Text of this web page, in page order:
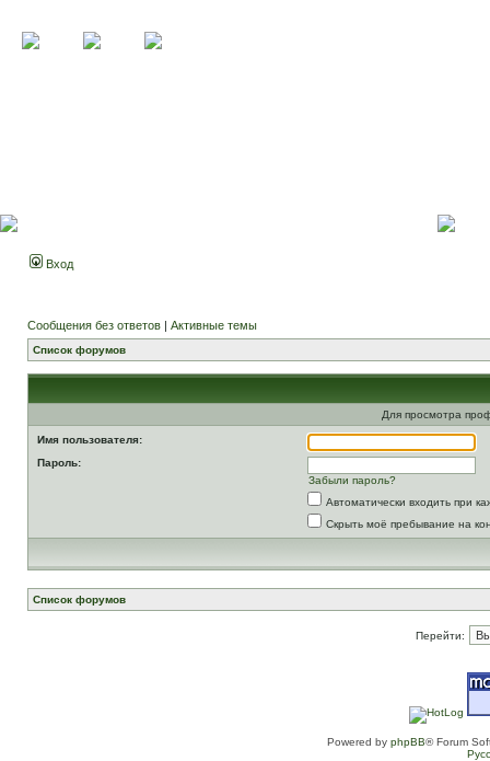
Вход
Сообщения без ответов | Активные темы
Список форумов
Для просмотра
Имя пользователя:
Пароль:
Забыли пароль?
Автоматически входить при
Скрыть моё пребывание на
Список форумов
Перейти:
Powered by phpBB® Forum